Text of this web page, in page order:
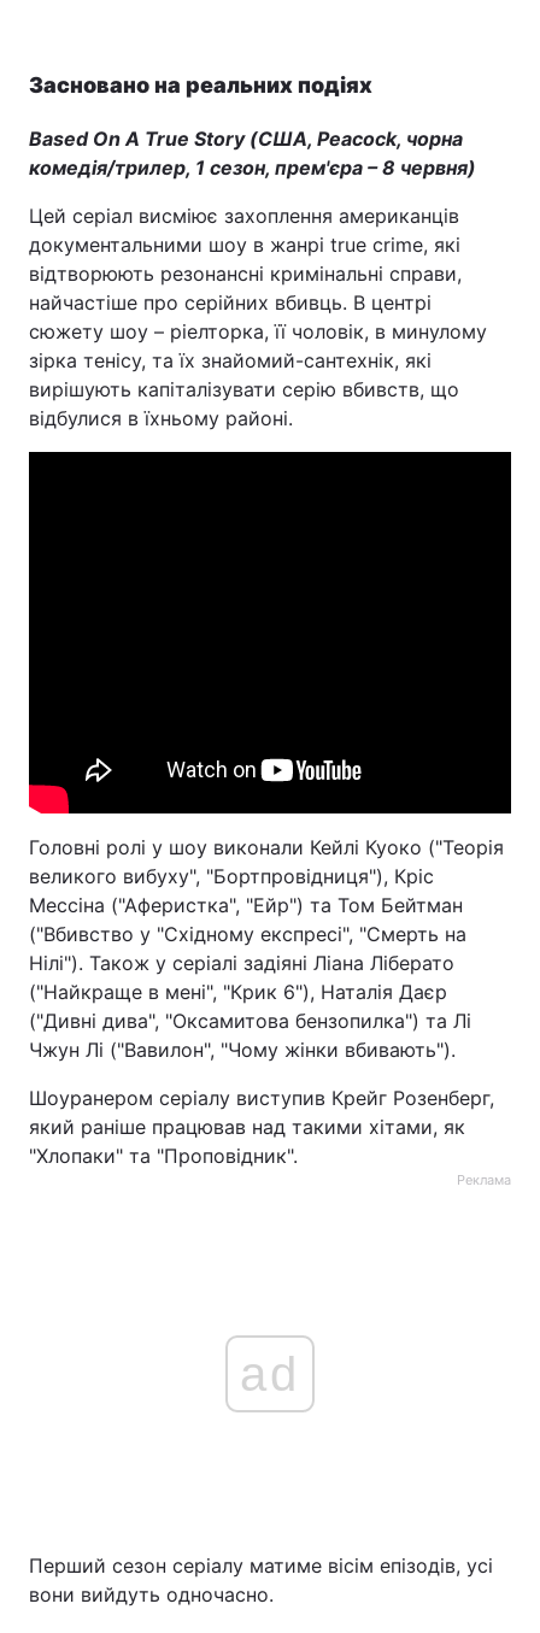
Засновано на реальних подіях
Based On A True Story (США, Peacock, чорна
комедія/трилер, 1 сезон, прем'єра – 8 червня)
Цей серіал висміює захоплення американців
документальними шоу в жанрі true crime, які
відтворюють резонансні кримінальні справи,
найчастіше про серійних вбивць. В центрі
сюжету шоу – ріелторка, її чоловік, в минулому
зірка тенісу, та їх знайомий-сантехнік, які
вирішують капіталізувати серію вбивств, що
відбулися в їхньому районі.
Головні ролі у шоу виконали Кейлі Куоко ("Теорія
великого вибуху", "Бортпровідниця"), Кріс
Мессіна ("Аферистка", "Ейр") та Том Бейтман
("Вбивство у "Східному експресі", "Смерть на
Нілі"). Також у серіалі задіяні Ліана Ліберато
("Найкраще в мені", "Крик 6"), Наталія Даєр
("Дивні дива", "Оксамитова бензопилка") та Лі
Чжун Лі ("Вавилон", "Чому жінки вбивають").
Шоуранером серіалу виступив Крейг Розенберг,
який раніше працював над такими хітами, як
"Хлопаки" та "Проповідник".
Реклама
ad
Перший сезон серіалу матиме вісім епізодів, усі
вони вийдуть одночасно.